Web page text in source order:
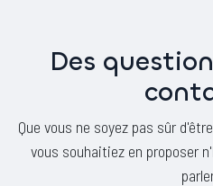
Des
Que vous ne soyez pas sûr
vous souhaitiez en proposer